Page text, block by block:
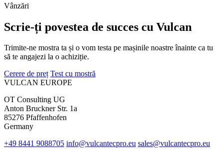
Vânzări
Scrie-ți povestea de succes cu Vulcan
Trimite-ne mostra ta și o vom testa pe mașinile noastre înainte ca tu
să te angajezi la o achiziție.
Cerere de preț Test cu mostră
VULCAN EUROPE
OT Consulting UG
Anton Bruckner Str. 1a
85276 Pfaffenhofen
Germany
+49 8441 9088705 info@vulcantecpro.eu sales@vulcantecpro.eu